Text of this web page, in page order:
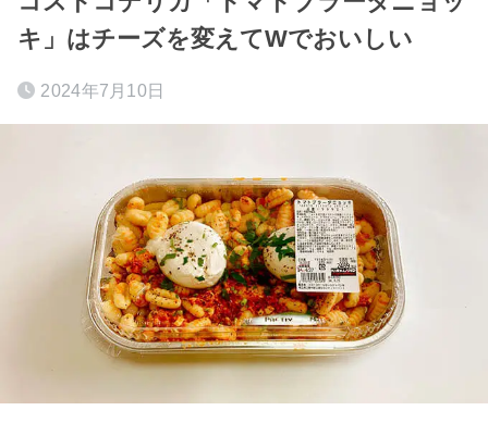
キ」はチーズを変えてWでおいしい
2024年7月10日